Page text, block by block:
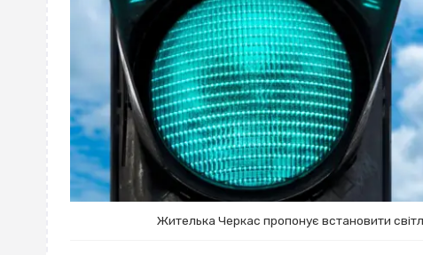
Жителька Черкас пропонує встановити